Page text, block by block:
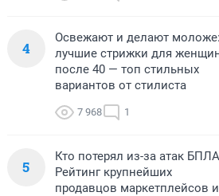
4
Освежают и делают моложе:
лучшие стрижки для
после 40 — топ стильных
вариантов от стилиста
7 968 1
5
Кто потерял из-за атак
Рейтинг крупнейших
продавцов маркетплейсов